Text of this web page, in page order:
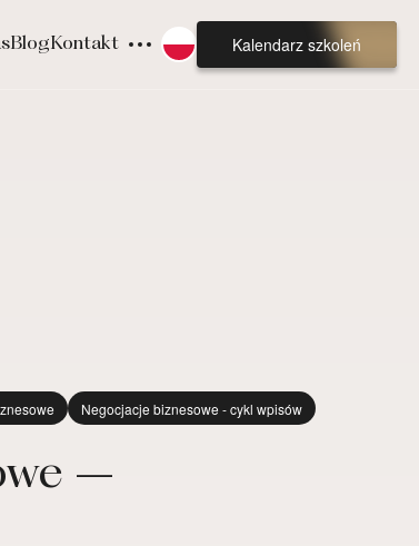
BlogKontakt Kalendarz szkoleń
Negocjacje biznesowe - cykl wpisów
–